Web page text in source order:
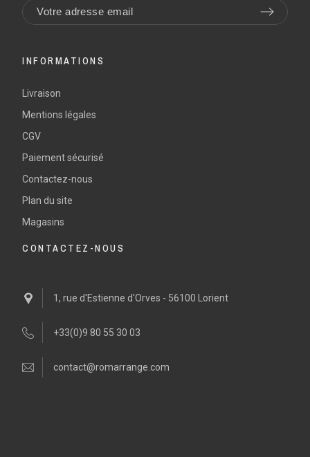
INFORMATIONS
Livraison
Mentions légales
CGV
Paiement sécurisé
Contactez-nous
Plan du site
Magasins
CONTACTEZ-NOUS
1, rue d'Estienne d'Orves - 56100 Lorient
+33(0)9 80 55 30 03
contact@romarrange.com